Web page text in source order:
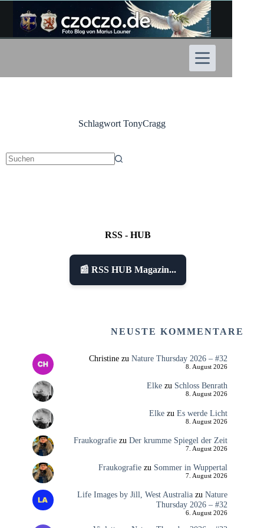
Inhalt
springen
Schlagwort TonyCragg
RSS - HUB
📰 RSS HUB Magazin...
NEUSTE KOMMENTARE
Christinezu Nature Thursday 2026 – #32
8. August 2026
Elkezu Schloss Benrath
8. August 2026
Elkezu Es werde Licht
8. August 2026
Fraukografiezu Der krumme Spiegel der Zeit
7. August 2026
Fraukografiezu Sommer in Wuppertal
7. August 2026
Life Images by Jill, West Australiazu Nature
Thursday 2026 – #32
6. August 2026